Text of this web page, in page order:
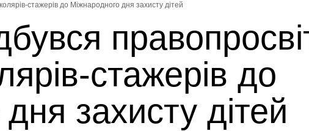
стажерів до Міжнародного дня захисту дітей
стажерів до
захисту дітей